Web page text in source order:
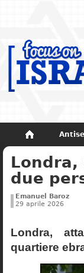
Non dimenticare
due
Emanuel Baroz
29 aprile 2026
Londra,
quartiere